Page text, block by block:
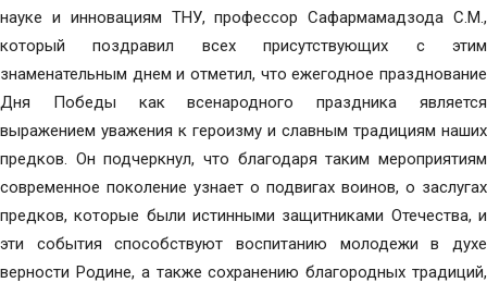
науке и инновациям ТНУ, профессор Сафармамадзода С.М.,
который поздравил всех присутствующих с этим
знаменательным днем и отметил, что ежегодное празднование
Дня Победы как всенародного праздника является
выражением уважения к героизму и славным традициям наших
предков. Он подчеркнул, что благодаря таким мероприятиям
современное поколение узнает о подвигах воинов, о заслугах
предков, которые были истинными защитниками Отечества, и
эти события способствуют воспитанию молодежи в духе
верности Родине, а также сохранению благородных традиций,